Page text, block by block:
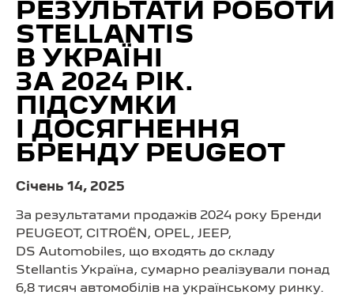
РЕЗУЛЬТАТИ РОБОТИ
STELLANTIS
В УКРАЇНІ
ЗА 2024 РІК.
ПІДСУМКИ
І ДОСЯГНЕННЯ
БРЕНДУ PEUGEOT
Cічень 14, 2025
За результатами продажів 2024 року Бренди
PEUGEOT, CITROЁN, OPEL, JEEP,
DS Automobiles, що входять до складу
Stellantis Україна, сумарно реалізували понад
6,8 тисяч автомобілів на українському ринку.